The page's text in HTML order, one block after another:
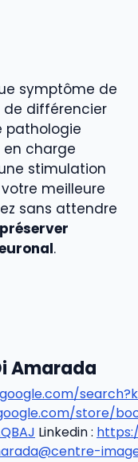
symptôme de
de différencier
pathologie
en charge
stimulation
meilleure
sans attendre
.
Amarada
store/
Linkedin :